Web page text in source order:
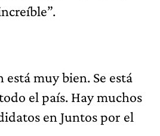
está muy bien. Se está
el país. Hay muchos
en Juntos por el